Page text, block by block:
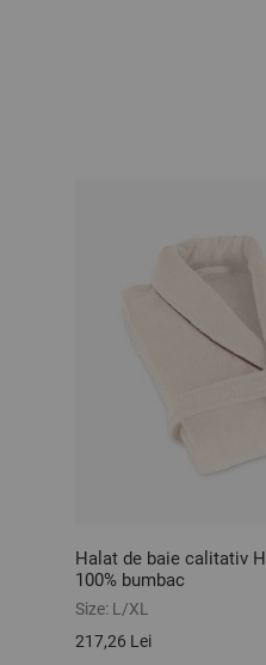
Halat de baie calitativ
100% bumbac
Size: L/XL
217,26 Lei